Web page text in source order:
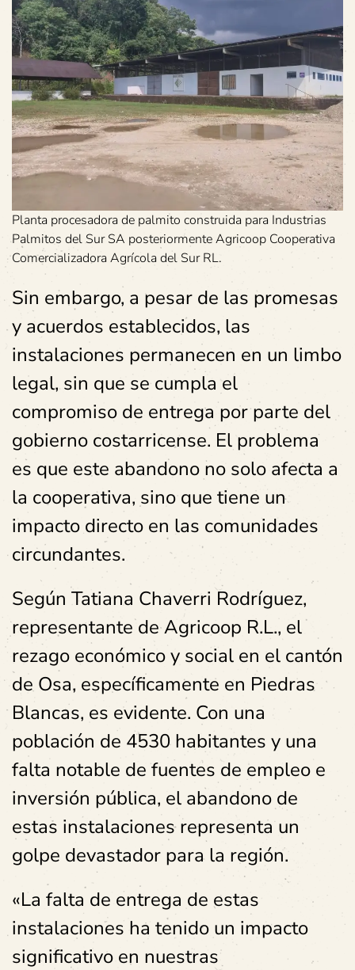
Planta procesadora de palmito construida para Industrias
Palmitos del Sur SA posteriormente Agricoop Cooperativa
Comercializadora Agrícola del Sur RL.
Sin embargo, a pesar de las promesas
y acuerdos establecidos, las
instalaciones permanecen en un limbo
legal, sin que se cumpla el
compromiso de entrega por parte del
gobierno costarricense. El problema
es que este abandono no solo afecta a
la cooperativa, sino que tiene un
impacto directo en las comunidades
circundantes.
Según Tatiana Chaverri Rodríguez,
representante de Agricoop R.L., el
rezago económico y social en el cantón
de Osa, específicamente en Piedras
Blancas, es evidente. Con una
población de 4530 habitantes y una
falta notable de fuentes de empleo e
inversión pública, el abandono de
estas instalaciones representa un
golpe devastador para la región.
«La falta de entrega de estas
instalaciones ha tenido un impacto
significativo en nuestras